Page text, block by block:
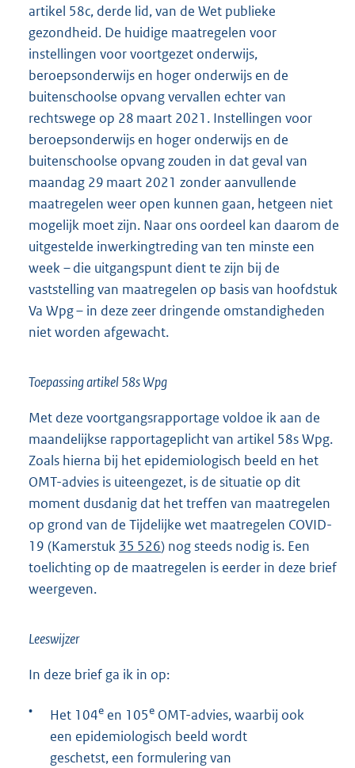
artikel 58c, derde lid, van de Wet publieke
gezondheid. De huidige maatregelen voor
instellingen voor voortgezet onderwijs,
beroepsonderwijs en hoger onderwijs en de
buitenschoolse opvang vervallen echter van
rechtswege op 28 maart 2021. Instellingen voor
beroepsonderwijs en hoger onderwijs en de
buitenschoolse opvang zouden in dat geval van
maandag 29 maart 2021 zonder aanvullende
maatregelen weer open kunnen gaan, hetgeen niet
mogelijk moet zijn. Naar ons oordeel kan daarom de
uitgestelde inwerkingtreding van ten minste een
week – die uitgangspunt dient te zijn bij de
vaststelling van maatregelen op basis van hoofdstuk
Va Wpg – in deze zeer dringende omstandigheden
niet worden afgewacht.
Toepassing artikel 58s Wpg
Met deze voortgangsrapportage voldoe ik aan de
maandelijkse rapportageplicht van artikel 58s Wpg.
Zoals hierna bij het epidemiologisch beeld en het
OMT-advies is uiteengezet, is de situatie op dit
moment dusdanig dat het treffen van maatregelen
op grond van de Tijdelijke wet maatregelen COVID-
19 (Kamerstuk 35 526) nog steeds nodig is. Een
toelichting op de maatregelen is eerder in deze brief
weergeven.
Leeswijzer
In deze brief ga ik in op:
• Het 104e en 105e OMT-advies, waarbij ook
een epidemiologisch beeld wordt
geschetst, een formulering van